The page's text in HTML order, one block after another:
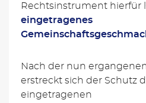
Rechtsinstrument hierfür
eingetragenes
Nach der nun
erstreckt sich der Schutz
eingetragenen